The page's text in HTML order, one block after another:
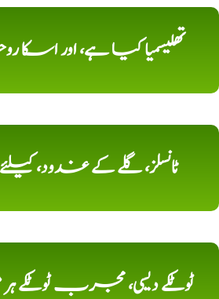
تھلیسمیا کیا ہے، اور
ٹانسلز، گلے کے غدود،
ٹوٹکے دیسی، مجرب ٹوٹکے